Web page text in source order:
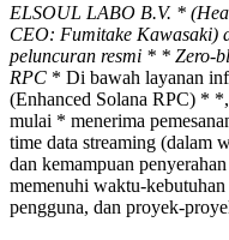
ELSOUL LABO B.V. *
CEO: Fumitake Kawasaki)
peluncuran resmi * * Zero-
RPC * Di bawah layanan
(Enhanced Solana RPC) *
mulai * menerima
time data streaming (dalam
dan kemampuan
memenuhi waktu-
pengguna, dan proyek-